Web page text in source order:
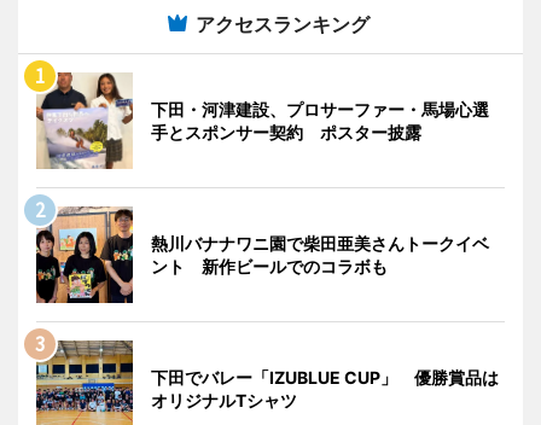
アクセスランキング
下田・河津建設、プロサーファー・馬場心選
手とスポンサー契約 ポスター披露
熱川バナナワニ園で柴田亜美さんトークイベ
ント 新作ビールでのコラボも
下田でバレー「IZUBLUE CUP」 優勝賞品は
オリジナルTシャツ